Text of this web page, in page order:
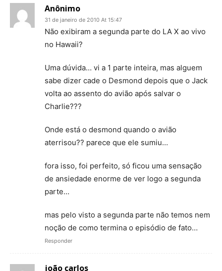
Anônimo
31 de janeiro de 2010 At 15:47
Não exibiram a segunda parte do LA X ao vivo
no Hawaii?
Uma dúvida… vi a 1 parte inteira, mas alguem
sabe dizer cade o Desmond depois que o Jack
volta ao assento do avião após salvar o
Charlie???
Onde está o desmond quando o avião
aterrisou?? parece que ele sumiu…
fora isso, foi perfeito, só ficou uma sensação
de ansiedade enorme de ver logo a segunda
parte…
mas pelo visto a segunda parte não temos nem
noção de como termina o episódio de fato…
Responder
joão carlos